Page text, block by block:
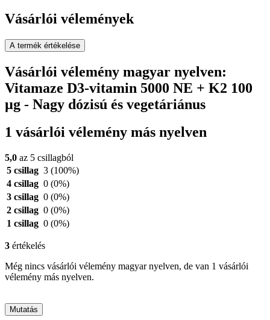
Vásárlói vélemények
A termék értékelése
Vásárlói vélemény magyar nyelven:
Vitamaze D3-vitamin 5000 NE + K2 100
µg - Nagy dózisú és vegetáriánus
1 vásárlói vélemény más nyelven
5,0 az 5 csillagból
5 csillag 3 (100%)
4 csillag 0 (0%)
3 csillag 0 (0%)
2 csillag 0 (0%)
1 csillag 0 (0%)
3 értékelés
Még nincs vásárlói vélemény magyar nyelven, de van 1 vásárlói
vélemény más nyelven.
Mutatás